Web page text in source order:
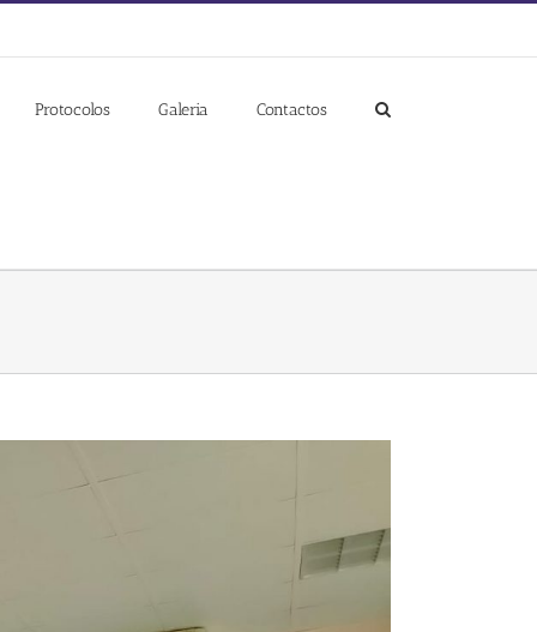
Protocolos Galeria Contactos